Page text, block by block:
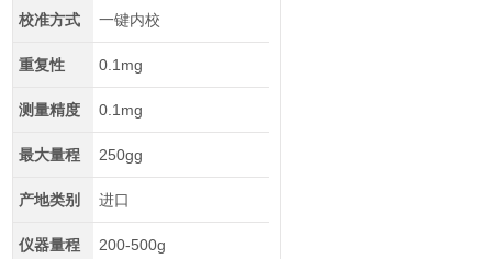
校准方式 一键内校
重复性 0.1mg
测量精度 0.1mg
最大量程 250gg
产地类别 进口
仪器量程 200-500g